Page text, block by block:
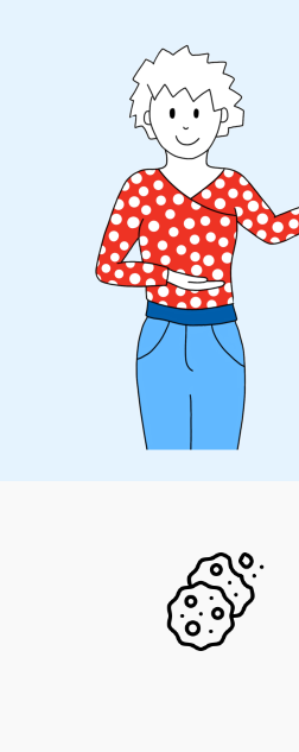
Kwaliteitsregister
Maliesingel 39,